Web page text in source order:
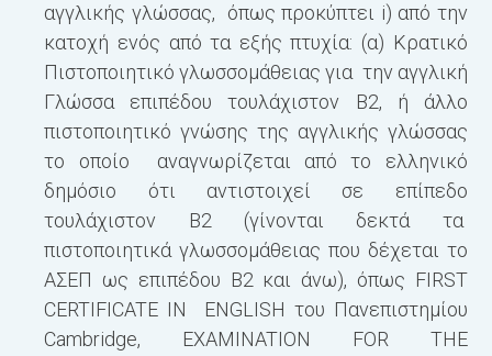
αγγλικής γλώσσας, όπως προκύπτει i) από την
κατοχή ενός από τα εξής πτυχία: (α) Κρατικό
Πιστοποιητικό γλωσσομάθειας για την αγγλική
Γλώσσα επιπέδου τουλάχιστον Β2, ή άλλο
πιστοποιητικό γνώσης της αγγλικής γλώσσας
το οποίο αναγνωρίζεται από το ελληνικό
δημόσιο ότι αντιστοιχεί σε επίπεδο
τουλάχιστον Β2 (γίνονται δεκτά τα
πιστοποιητικά γλωσσομάθειας που δέχεται το
ΑΣΕΠ ως επιπέδου Β2 και άνω), όπως FIRST
CERTIFICATE IN ENGLISH του Πανεπιστημίου
Cambridge, EXAMINATION FOR THE